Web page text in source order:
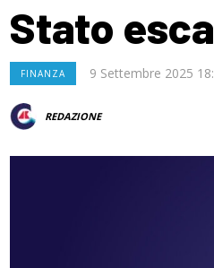
Stato
FINANZA 9 Settembre 2025
REDAZIONE